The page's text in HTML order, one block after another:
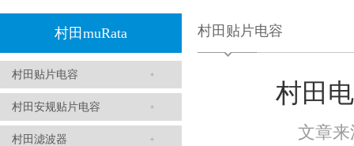
村田muRata
村田贴片电容
村田安规贴片电容
村田滤波器
村田贴片电容
村田
文章